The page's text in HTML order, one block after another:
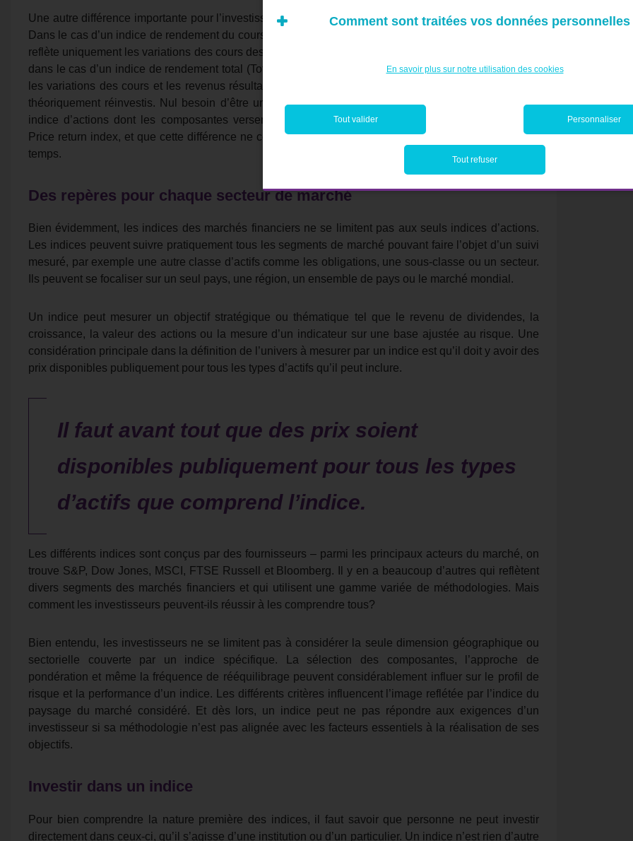
Une autre différence importante pour l’investisseur est le type de performance que l’indice reproduira.
Dans le cas d’un indice de rendement du cours (Price return index), l’évolution de la valeur de l’indice
reflète uniquement les variations des cours des différentes entreprises qui le composent. En revanche,
dans le cas d’un indice de rendement total (Total return index), l’évolution de la valeur reflète à la fois
les variations des cours et les revenus résultant des dividendes ou d’autres versements en espèces
théoriquement réinvestis. Nul besoin d’être un expert pour comprendre que le rendement total d’un
indice d’actions dont les composantes versent des dividendes sera toujours plus élevé qu’un pur
Price return index, et que cette différence ne cessera d’augmenter de manière exponentielle au fil du
temps.
Des repères pour chaque secteur de marché
Bien évidemment, les indices des marchés financiers ne se limitent pas aux seuls indices d’actions.
Les indices peuvent suivre pratiquement tous les segments de marché pouvant faire l’objet d’un suivi
mesuré, par exemple une autre classe d’actifs comme les obligations, une sous-classe ou un secteur.
Ils peuvent se focaliser sur un seul pays, une région, un ensemble de pays ou le marché mondial.
Un indice peut mesurer un objectif stratégique ou thématique tel que le revenu de dividendes, la
croissance, la valeur des actions ou la mesure d’un indicateur sur une base ajustée au risque. Une
considération principale dans la définition de l’univers à mesurer par un indice est qu’il doit y avoir des
prix disponibles publiquement pour tous les types d’actifs qu’il peut inclure.
Il faut avant tout que des prix soient
disponibles publiquement pour tous les types
d’actifs que comprend l’indice.
Les différents indices sont conçus par des fournisseurs – parmi les principaux acteurs du marché, on
trouve S&P, Dow Jones, MSCI, FTSE Russell et Bloomberg. Il y en a beaucoup d’autres qui reflètent
divers segments des marchés financiers et qui utilisent une gamme variée de méthodologies. Mais
comment les investisseurs peuvent-ils réussir à les comprendre tous?
Bien entendu, les investisseurs ne se limitent pas à considérer la seule dimension géographique ou
sectorielle couverte par un indice spécifique. La sélection des composantes, l’approche de
pondération et même la fréquence de rééquilibrage peuvent considérablement influer sur le profil de
risque et la performance d’un indice. Les différents critères influencent l’image reflétée par l’indice du
paysage du marché considéré. Et dès lors, un indice peut ne pas répondre aux exigences d’un
investisseur si sa méthodologie n’est pas alignée avec les facteurs essentiels à la réalisation de ses
objectifs.
Investir dans un indice
Pour bien comprendre la nature première des indices, il faut savoir que personne ne peut investir
directement dans ceux-ci, qu’il s’agisse d’une institution ou d’un particulier. Un indice n’est rien d’autre
Comment sont traitées vos données personnelles
En savoir plus sur notre utilisation des cookies
Tout valider Personnaliser
Tout refuser